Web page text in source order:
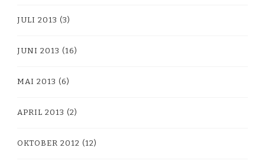
JULI 2013 (3)
JUNI 2013 (16)
MAI 2013 (6)
APRIL 2013 (2)
OKTOBER 2012 (12)